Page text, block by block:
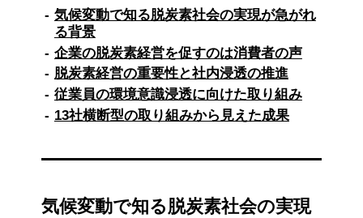
気象予報士の森朗氏は、地球温暖化による異常
気象の深刻さを示し、企業の積極的な取り組み
と消費者の環境意識向上が必要だと述べていま
す。
次に、従業員の行動変容に成功した企業の取り
組み事例が紹介されています。
さらに、13社が連携した「ONE TEAM
気候変動で知る脱炭素社会の実現が急がれ
る背景
企業の脱炭素経営を促すのは消費者の声
脱炭素経営の重要性と社内浸透の推進
従業員の環境意識浸透に向けた取り組み
13社横断型の取り組みから見えた成果
気候変動で知る脱炭素社会の実現